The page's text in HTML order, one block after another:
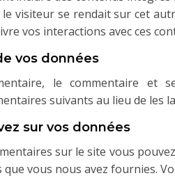
visiteur se rendait sur cet
vos interactions avec ces
vos données
le commentaire et
suivants au lieu de les
sur vos données
sur le site vous
vous nous avez fournies.